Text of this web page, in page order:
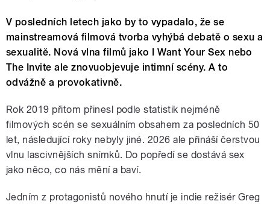
V posledních letech jako by to vypadalo, že se
mainstreamová filmová tvorba vyhýbá debatě o sexu a
sexualitě. Nová vlna filmů jako I Want Your Sex nebo
The Invite ale znovuobjevuje intimní scény. A to
odvážně a provokativně.
Rok 2019 přitom přinesl podle statistik nejméně
filmových scén se sexuálním obsahem za posledních 50
let, následující roky nebyly jiné. 2026 ale přináší čerstvou
vlnu lascivnějších snímků. Do popředí se dostává sex
jako něco, co nás mění a baví.
Jedním z protagonistů nového hnutí je indie režisér Greg